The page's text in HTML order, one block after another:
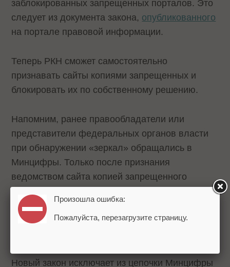
заблокированных запрещенных порталов. Это
следует из документа закона, опубликованного
на портале правовой информации.
Теперь РКН сможет самостоятельно
признавать сайты копиями запрещенных и
блокировать их по собственному решению.
Напомним, ранее правообладатели или
представители федеральных органов власти
при обнаружении «зеркал» обращались в
Минцифры. Только после признания
ведомством сайта копией запрещенного
ресурса дело переходило к РКН, который уже
ставил в известность провайдеров хостинга,
операторов связи и поисковые системы о
Новый закон исключает из цепочки Минцифры
Произошла ошибка:
Пожалуйста, перезагрузите страницу.